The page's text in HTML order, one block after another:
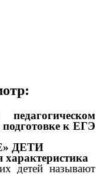
к ЕГЭ
ДЕТИ
характеристика
детей называют